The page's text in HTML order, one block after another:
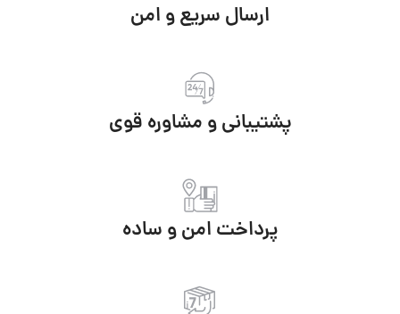
ارسال سریع و امن
پشتیبانی و مشاوره قوی
پرداخت امن و ساده